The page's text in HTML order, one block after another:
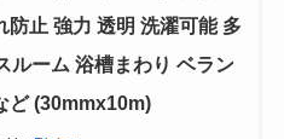
防止 強力 透明 洗濯可能 多
ルーム 浴槽まわり ベラン
ど (30mmx10m)